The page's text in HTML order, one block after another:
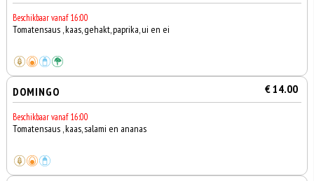
Beschikbaar vanaf 16:00
Tomatensaus , kaas, gehakt, paprika, ui en ei
DOMINGO € 14.00
Beschikbaar vanaf 16:00
Tomatensaus , kaas, salami en ananas